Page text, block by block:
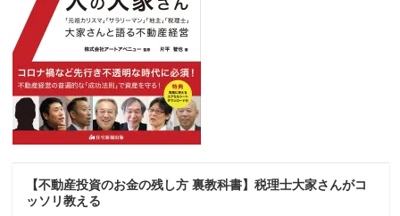
【不動産投資のお金の残し方 裏教科書】税理士大家さんがコ
ッソリ教える